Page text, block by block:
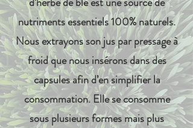
nutriments essentiels 100% naturels.
Nous extrayons son jus par pressage à
froid que nous insérons dans des
capsules afin d’en simplifier la
consommation. Elle se consomme
sous plusieurs formes mais plus